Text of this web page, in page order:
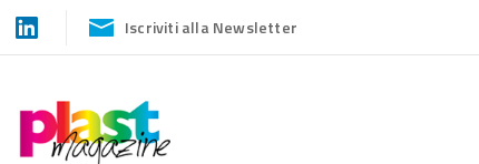
Iscriviti alla Newsletter